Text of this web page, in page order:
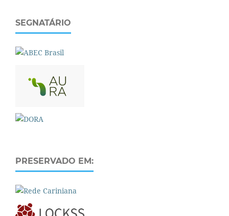
SEGNATÁRIO
PRESERVADO EM: